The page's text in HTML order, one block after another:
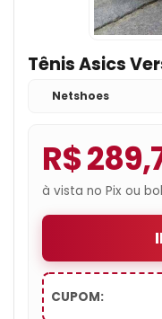
Tênis Asics
Netshoes
R$
à vista no Pix ou
CUPOM: